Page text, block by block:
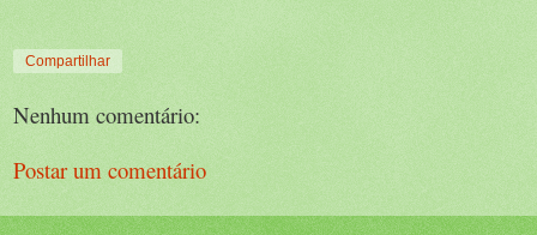
Compartilhar
Nenhum comentário:
Postar um comentário